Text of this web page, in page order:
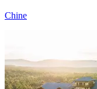
Chine